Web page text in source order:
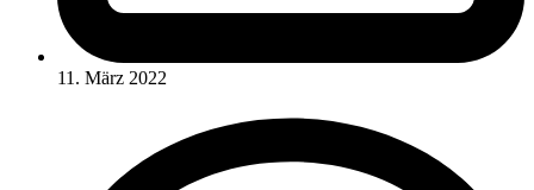
11. März 2022